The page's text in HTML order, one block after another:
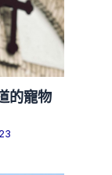
的寵物